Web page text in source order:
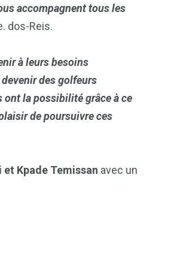
accompagnent tous les
dos-Reis.
à leurs besoins
des golfeurs
ont la possibilité grâce à ce
de poursuivre ces
Kpade Temissan avec un
Zambie